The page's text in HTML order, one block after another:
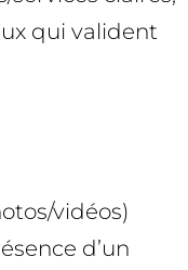
qui valident
vidéos)
d’un